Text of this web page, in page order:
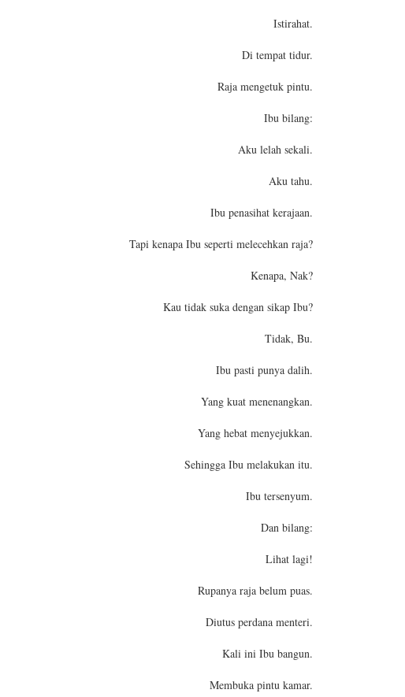
Istirahat.
Di tempat tidur.
Raja mengetuk pintu.
Ibu bilang:
Aku lelah sekali.
Aku tahu.
Ibu penasihat kerajaan.
Tapi kenapa Ibu seperti melecehkan raja?
Kenapa, Nak?
Kau tidak suka dengan sikap Ibu?
Tidak, Bu.
Ibu pasti punya dalih.
Yang kuat menenangkan.
Yang hebat menyejukkan.
Sehingga Ibu melakukan itu.
Ibu tersenyum.
Dan bilang:
Lihat lagi!
Rupanya raja belum puas.
Diutus perdana menteri.
Kali ini Ibu bangun.
Membuka pintu kamar.